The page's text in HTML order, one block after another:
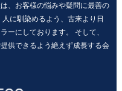
、お客様の悩みや疑問に最善の
人に馴染めるよう、古来より日
ーにしております。 そして、
供できるよう絶えず成長する会